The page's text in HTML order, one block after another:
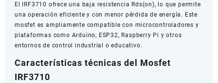
El IRF3710 ofrece una baja resistencia Rds(on), lo que permite
una operación eficiente y con menor pérdida de energía. Este
mosfet es ampliamente compatible con microcontroladores y
plataformas como Arduino, ESP32, Raspberry Pi y otros
entornos de control industrial o educativo.
Características técnicas del Mosfet
IRF3710